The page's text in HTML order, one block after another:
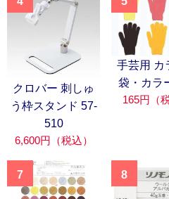
クロバー 刺しゅ
う枠スタンド 57-
510
6,600円（税込）
手芸用 カ
袋・カラ
165円（
7 8